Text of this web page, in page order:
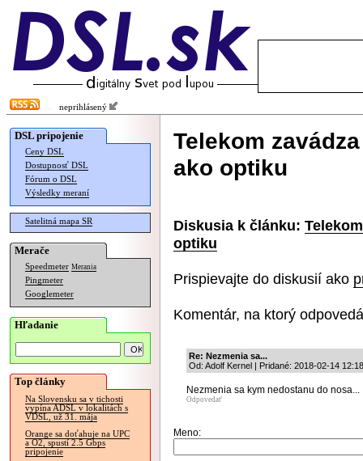
neprihlásený
DSL pripojenie
Ceny DSL
Dostupnosť DSL
Fórum o DSL
Výsledky meraní
Satelitná mapa SR
Merače
Speedmeter Merania
Pingmeter
Googlemeter
Hľadanie
Top články
Na Slovensku sa v tichosti
vypína ADSL v lokalitách s
VDSL, už 31. mája
Orange sa doťahuje na UPC
a O2, spustí 2.5 Gbps
pripojenie
Telekom
ako optiku
Diskusia k článku:
optiku
Prispievajte do diskusií ako
Komentár, na ktorý
Re: Nezmenia sa...
Od: Adolf Kernel | Pridané: 2018-02-14
Nezmenia sa kym nedostanu do nosa...
Odpovedať
Meno: